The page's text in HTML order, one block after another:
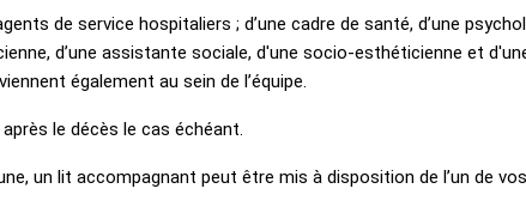
de service hospitaliers ; d’une cadre de santé, d’une
d’une assistante sociale, d'une socio-esthéticienne et
également au sein de l’équipe.
le décès le cas échéant.
un lit accompagnant peut être mis à disposition de l’un de